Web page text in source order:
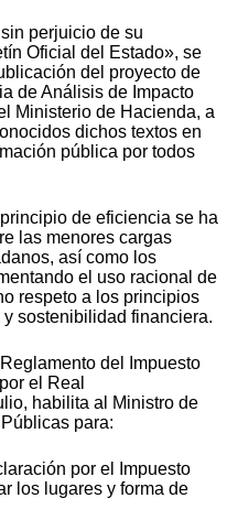
perjuicio de su
Oficial del Estado», se
del proyecto de
de Análisis de Impacto
Ministerio de Hacienda, a
dichos textos en
pública por todos
de eficiencia se ha
las menores cargas
así como los
el uso racional de
respeto a los principios
sostenibilidad financiera.
del Impuesto
el Real
habilita al Ministro de
para:
por el Impuesto
los lugares y forma de